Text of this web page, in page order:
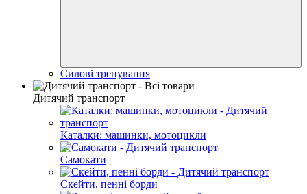
Силові тренування
Дитячий транспорт
Каталки: машинки, мотоцикли
Самокати
Скейти, пенні борди